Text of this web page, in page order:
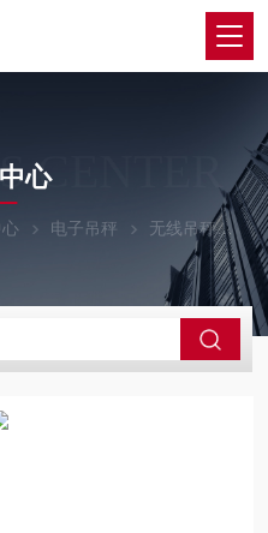
CENTER
心
电子吊秤 无线吊秤